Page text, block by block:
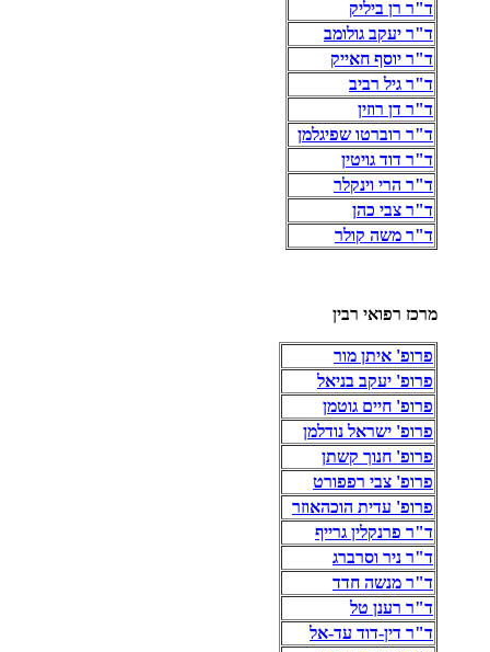
ד"ר רן ביליק
ד"ר יעקב גולומב
ד"ר יוסף חאייק
ד"ר גיל רביב
ד"ר דן רוזין
ד"ר רוברטו שפיגלמן
ד"ר דוד גויטין
ד"ר הרי וינקלר
ד"ר צבי כהן
ד"ר משה קולר
מרכז רפואי רבין
פרופ' איתן מור
פרופ' יעקב בניאל
פרופ' חיים גוטמן
פרופ' ישראל נודלמן
פרופ' חנוך קשתן
פרופ' צבי רפפורט
פרופ' עדית הוכהאוזר
ד"ר פרנקלין גרייף
ד"ר ניר וסרברג
ד"ר מנשה חדד
ד"ר רענן טל
ד"ר דין-דוד עד-אל